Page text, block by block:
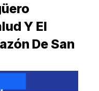
Y El
De San